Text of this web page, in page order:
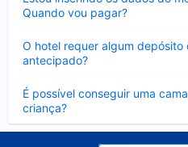
Quando vou pagar?
O hotel requer algum depósito
antecipado?
É possível conseguir uma
criança?
Contraído